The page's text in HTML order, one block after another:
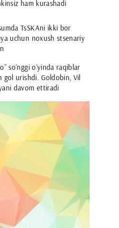
ham kurashadi
TsSKAni ikki bor
uchun noxush stsenariy
so‘nggi o‘yinda raqiblar
gol urishdi. Goldobin, Vil
davom ettiradi